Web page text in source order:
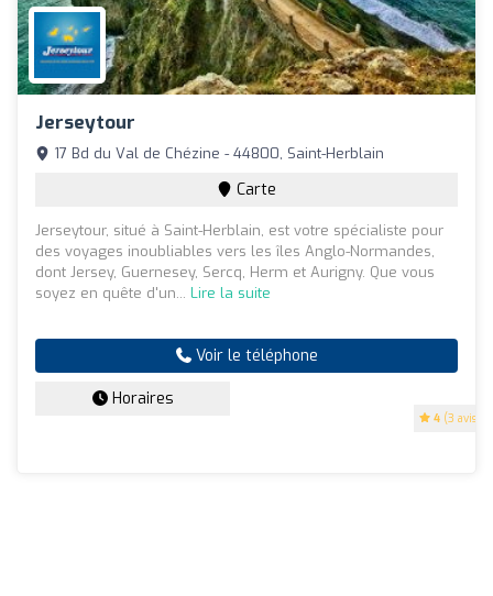
Jerseytour
4 (3 avis)
17 Bd du Val de Chézine - 44800, Saint-Herblain
Carte
Jerseytour, situé à Saint-Herblain, est votre spécialiste pour
des voyages inoubliables vers les îles Anglo-Normandes,
dont Jersey, Guernesey, Sercq, Herm et Aurigny. Que vous
soyez en quête d'un... Lire la suite
Voir le téléphone
Horaires